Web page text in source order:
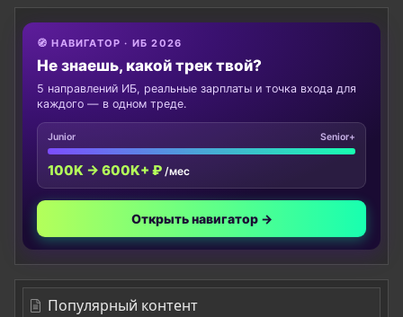
🧭 НАВИГАТОР · ИБ 2026
Не знаешь, какой трек твой?
5 направлений ИБ, реальные зарплаты и точка входа для
каждого — в одном треде.
Junior Senior+
100K → 600K+ ₽ /мес
Открыть навигатор →
Популярный контент